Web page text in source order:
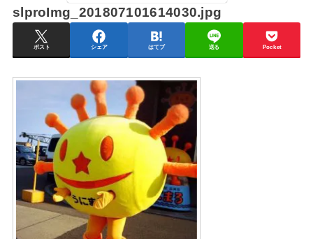
slproImg_201807101614030.jpg
ポスト シェア はてブ 送る Pocket